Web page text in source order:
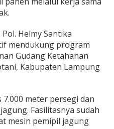
Helmy Santika
mendukung program
Gudang Ketahanan
Kabupaten Lampung
meter persegi dan
Fasilitasnya sudah
mesin pemipil jagung